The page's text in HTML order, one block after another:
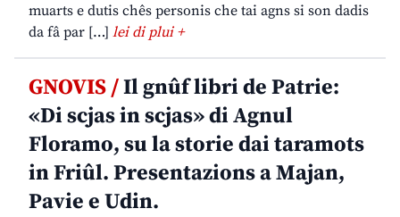
muarts e dutis chês personis che tai agns si son dadis
da fâ par […] lei di plui +
GNOVIS /Il gnûf libri de Patrie:
«Di scjas in scjas» di Agnul
Floramo, su la storie dai taramots
in Friûl. Presentazions a Majan,
Pavie e Udin.